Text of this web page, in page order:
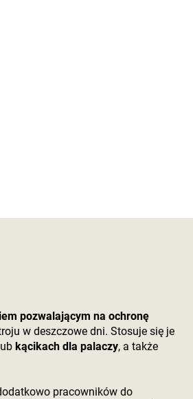
pozwalającym na ochronę
w deszczowe dni. Stosuje się je
kącikach dla palaczy, a także
pracowników do